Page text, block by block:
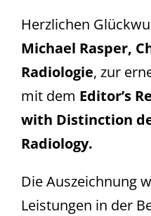
Herzlichen
Michael Rasper,
Radiologie, zur
mit dem Editor’s
with Distinction
Radiology.
Die Auszeichnung
Leistungen in der